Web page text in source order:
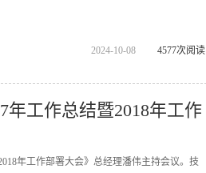
2024-10-08 4577次阅读
年工作总结暨2018年工作
年工作部署大会》总经理潘伟主持会议。技